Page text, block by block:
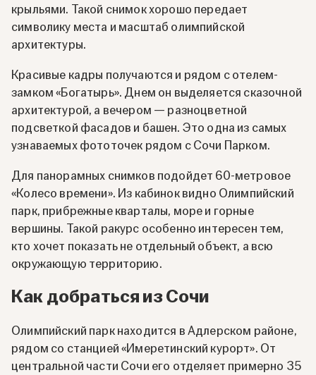
крыльями. Такой снимок хорошо передает
символику места и масштаб олимпийской
архитектуры.
Красивые кадры получаются и рядом с отелем-
замком «Богатырь». Днем он выделяется сказочной
архитектурой, а вечером — разноцветной
подсветкой фасадов и башен. Это одна из самых
узнаваемых фототочек рядом с Сочи Парком.
Для панорамных снимков подойдет 60-метровое
«Колесо времени». Из кабинок видно Олимпийский
парк, прибрежные кварталы, море и горные
вершины. Такой ракурс особенно интересен тем,
кто хочет показать не отдельный объект, а всю
окружающую территорию.
Как добраться из Сочи
Олимпийский парк находится в Адлерском районе,
рядом со станцией «Имеретинский курорт». От
центральной части Сочи его отделяет примерно 35